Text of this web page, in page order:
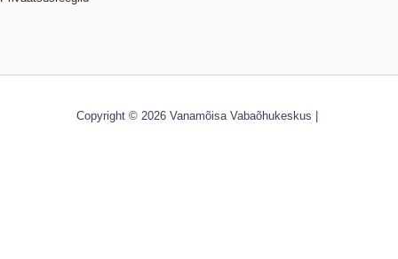
Copyright © 2026 Vanamõisa Vabaõhukeskus |